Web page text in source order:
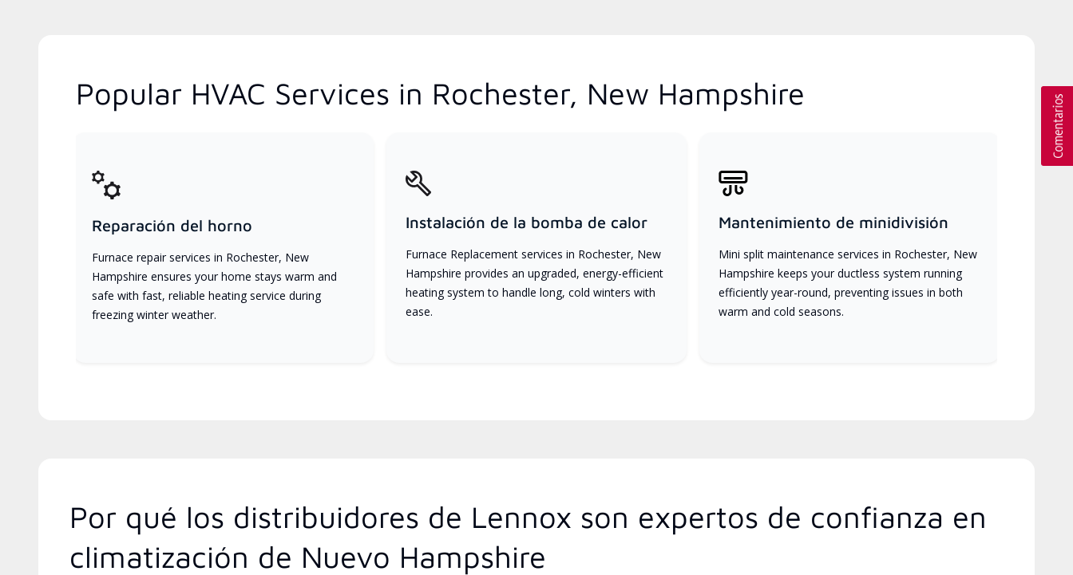
Popular HVAC Services in Rochester, New Hampshire
Reparación del horno
Furnace repair services in Rochester, New
Hampshire ensures your home stays warm and
safe with fast, reliable heating service during
freezing winter weather.
Instalación de la bomba de calor
Furnace Replacement services in Rochester, New
Hampshire provides an upgraded, energy-efficient
heating system to handle long, cold winters with
ease.
Mantenimiento de minidivisión
Mini split maintenance services in Rochester, New
Hampshire keeps your ductless system running
efficiently year-round, preventing issues in both
warm and cold seasons.
Por qué los distribuidores de Lennox son expertos de confianza en
climatización de Nuevo Hampshire